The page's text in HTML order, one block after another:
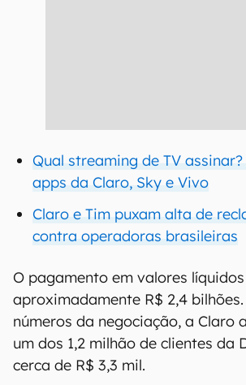
Qual streaming de TV
apps da Claro, Sky e Vivo
Claro e Tim puxam alta de
contra operadoras brasileiras
O pagamento em valores
aproximadamente R$ 2,4
números da negociação, a Claro
um dos 1,2 milhão de clientes da
cerca de R$ 3,3 mil.